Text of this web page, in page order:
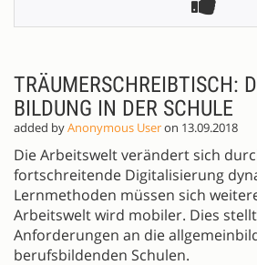
TRÄUMERSCHREIBTISCH:
BILDUNG IN DER SCHULE
added byAnonymous Useron 13.09.2018
Die Arbeitswelt verändert sich
fortschreitende Digitalisierung
Lernmethoden müssen sich
Arbeitswelt wird mobiler. Dies
Anforderungen an die
berufsbildenden Schulen.